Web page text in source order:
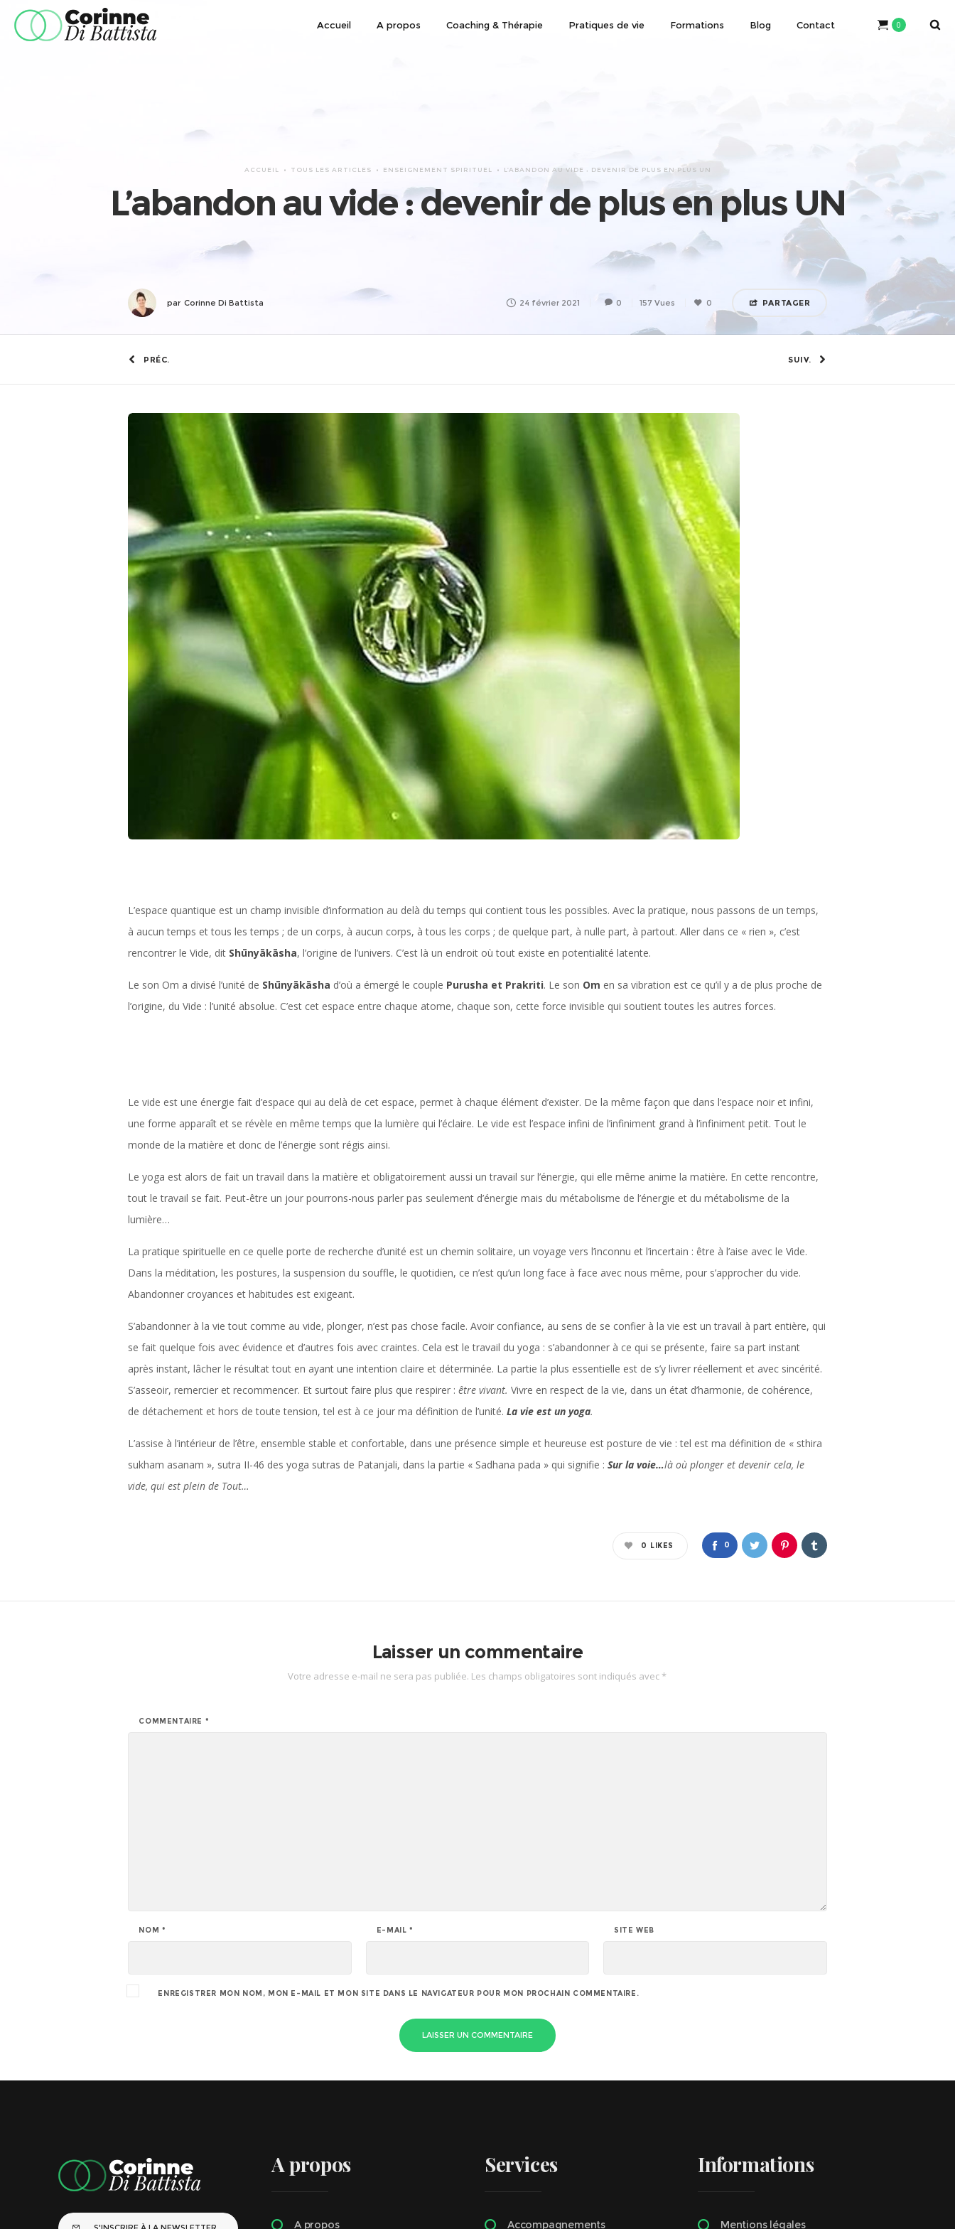
0
Accueil A propos Coaching & Thérapie Pratiques de vie Formations Blog Contact
ACCUEIL TOUS LES ARTICLES ENSEIGNEMENT SPIRITUEL L’ABANDON AU VIDE : DEVENIR DE PLUS EN PLUS UN
L’abandon au vide : devenir de plus en plus UN
par Corinne Di Battista 24 février 2021 0 157 Vues 0 PARTAGER
PRÉC. SUIV.
L’espace quantique est un champ invisible d’information au delà du temps qui contient tous les possibles. Avec la pratique, nous passons de un temps,
à aucun temps et tous les temps ; de un corps, à aucun corps, à tous les corps ; de quelque part, à nulle part, à partout. Aller dans ce « rien », c’est
rencontrer le Vide, dit Shūnyākāsha, l’origine de l’univers. C’est là un endroit où tout existe en potentialité latente.
Le son Om a divisé l’unité de Shūnyākāsha d’où a émergé le couple Purusha et Prakriti. Le son Om en sa vibration est ce qu’il y a de plus proche de
l’origine, du Vide : l’unité absolue. C’est cet espace entre chaque atome, chaque son, cette force invisible qui soutient toutes les autres forces.
Le vide est une énergie fait d’espace qui au delà de cet espace, permet à chaque élément d’exister. De la même façon que dans l’espace noir et infini,
une forme apparaît et se révèle en même temps que la lumière qui l’éclaire. Le vide est l’espace infini de l’infiniment grand à l’infiniment petit. Tout le
monde de la matière et donc de l’énergie sont régis ainsi.
Le yoga est alors de fait un travail dans la matière et obligatoirement aussi un travail sur l’énergie, qui elle même anime la matière. En cette rencontre,
tout le travail se fait. Peut-être un jour pourrons-nous parler pas seulement d’énergie mais du métabolisme de l’énergie et du métabolisme de la
lumière…
La pratique spirituelle en ce quelle porte de recherche d’unité est un chemin solitaire, un voyage vers l’inconnu et l’incertain : être à l’aise avec le Vide.
Dans la méditation, les postures, la suspension du souffle, le quotidien, ce n’est qu’un long face à face avec nous même, pour s’approcher du vide.
Abandonner croyances et habitudes est exigeant.
S’abandonner à la vie tout comme au vide, plonger, n’est pas chose facile. Avoir confiance, au sens de se confier à la vie est un travail à part entière, qui
se fait quelque fois avec évidence et d’autres fois avec craintes. Cela est le travail du yoga : s’abandonner à ce qui se présente, faire sa part instant
après instant, lâcher le résultat tout en ayant une intention claire et déterminée. La partie la plus essentielle est de s’y livrer réellement et avec sincérité.
S’asseoir, remercier et recommencer. Et surtout faire plus que respirer :être vivant. Vivre en respect de la vie, dans un état d’harmonie, de cohérence,
de détachement et hors de toute tension, tel est à ce jour ma définition de l’unité.La vie est un yoga.
L’assise à l’intérieur de l’être, ensemble stable et confortable, dans une présence simple et heureuse est posture de vie : tel est ma définition de « sthira
sukham asanam », sutra II-46 des yoga sutras de Patanjali, dans la partie « Sadhana pada » qui signifie :Sur la voie…là où plonger et devenir cela, le
vide, qui est plein de Tout…
0
0 LIKES
Laisser un commentaire
Votre adresse e-mail ne sera pas publiée. Les champs obligatoires sont indiqués avec*
COMMENTAIRE *
NOM * E-MAIL * SITE WEB
ENREGISTRER MON NOM, MON E-MAIL ET MON SITE DANS LE NAVIGATEUR POUR MON PROCHAIN COMMENTAIRE.
A propos
A propos
Services
Accompagnements
Informations
Mentions légales